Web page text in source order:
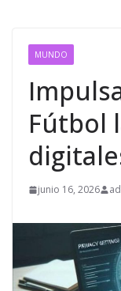
MUNDO
Fútbol
junio 16, 2026